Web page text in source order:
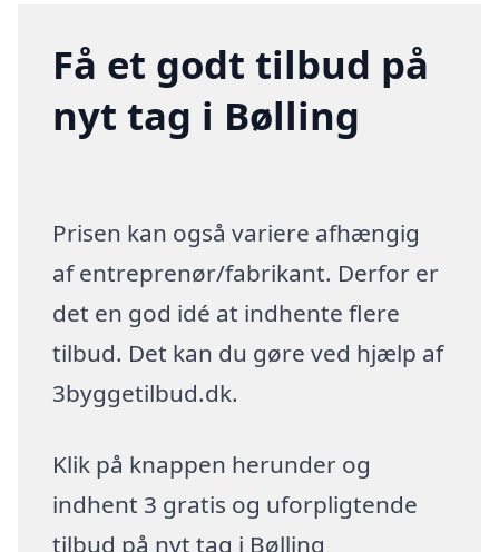
Få et godt tilbud på
nyt tag i Bølling
Prisen kan også variere afhængig
af entreprenør/fabrikant. Derfor er
det en god idé at indhente flere
tilbud. Det kan du gøre ved hjælp af
3byggetilbud.dk.
Klik på knappen herunder og
indhent 3 gratis og uforpligtende
tilbud på nyt tag i Bølling